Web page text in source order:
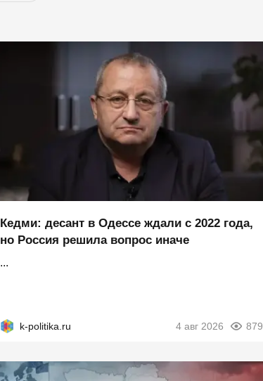
Кедми: десант в Одессе ждали с 2022 года,
но Россия решила вопрос иначе
...
k-politika.ru 4 авг 2026 879